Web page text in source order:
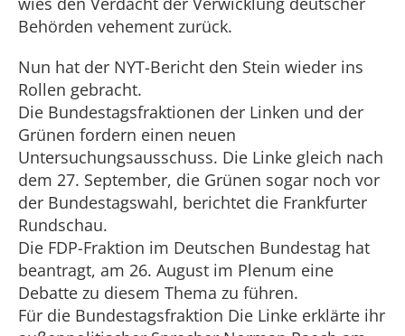
Behörden vehement zurück.
Nun hat der NYT-Bericht den Stein wieder ins
Rollen gebracht.
Die Bundestagsfraktionen der Linken und der
Grünen fordern einen neuen
Untersuchungsausschuss. Die Linke gleich nach
dem 27. September, die Grünen sogar noch vor
der Bundestagswahl, berichtet die Frankfurter
Rundschau.
Die FDP-Fraktion im Deutschen Bundestag hat
beantragt, am 26. August im Plenum eine
Debatte zu diesem Thema zu führen.
Für die Bundestagsfraktion Die Linke erklärte ihr